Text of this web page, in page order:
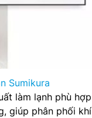
Sumikura
làm lạnh phù hợp
giúp phân phối khí